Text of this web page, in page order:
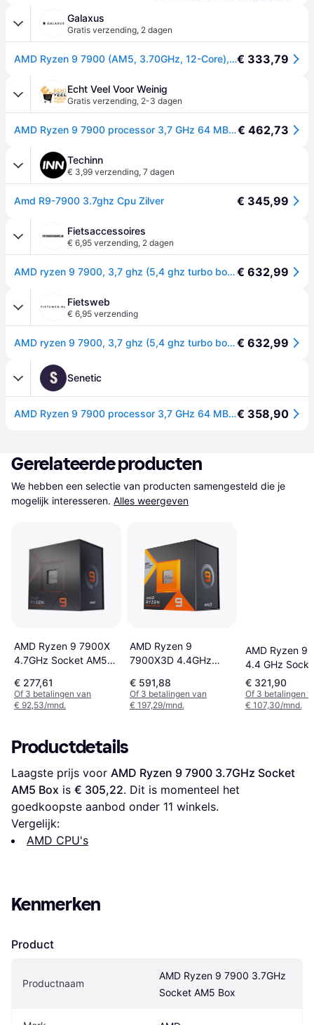
Galaxus
Gratis verzending, 2 dagen
AMD Ryzen 9 7900 (AM5, 3.70GHz, 12-Core), Processor€ 333,79
Echt Veel Voor Weinig
Gratis verzending, 2-3 dagen
AMD Ryzen 9 7900 processor 3,7 GHz 64 MB L3 Doos€ 462,73
Techinn
€ 3,99 verzending, 7 dagen
Amd R9-7900 3.7ghz Cpu Zilver € 345,99
Fietsaccessoires
€ 6,95 verzending, 2 dagen
AMD ryzen 9 7900, 3,7 ghz (5,4 ghz turbo boost) socket am5 processor (unlocked, wraith prism, boxed)€ 632,99
Fietsweb
€ 6,95 verzending
AMD ryzen 9 7900, 3,7 ghz (5,4 ghz turbo boost) socket am5 processor (unlocked, wraith prism, boxed)€ 632,99
S Senetic
AMD Ryzen 9 7900 processor 3,7 GHz 64 MB L3 Doos 100-100000590BOX€ 358,90
Gerelateerde producten
We hebben een selectie van producten samengesteld die je
mogelijk interesseren. Alles weergeven
AMD Ryzen 9 7900X
4.7GHz Socket AM5
€ 277,61
Of 3 betalingen van
€ 92,53/mnd.
AMD Ryzen 9
7900X3D 4.4GHz
without Cooler
€ 591,88
Of 3 betalingen van
€ 197,29/mnd.
AMD Ryzen 9
4.4 GHz
Boxed
€ 321,90
Of 3 betalingen
€ 107,30/mnd.
Productdetails
Laagste prijs voor AMD Ryzen 9 7900 3.7GHz Socket
AM5 Box is € 305,22. Dit is momenteel het
goedkoopste aanbod onder 11 winkels.
Vergelijk:
AMD CPU's
Kenmerken
Product
Productnaam
AMD Ryzen 9 7900 3.7GHz
Socket AM5 Box